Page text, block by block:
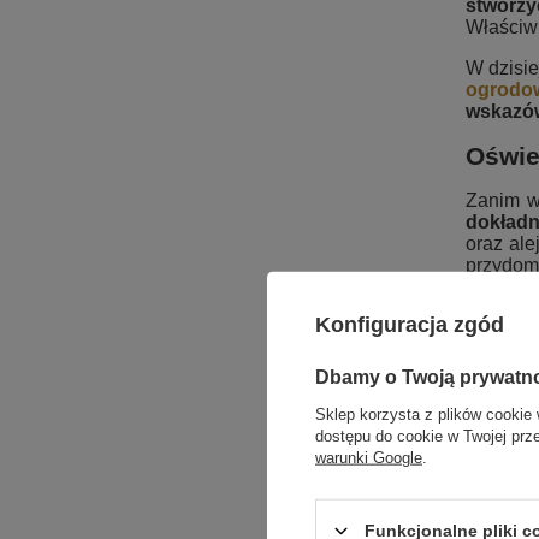
W
Zanim
oraz
Wiesz
które
Jakie
Konfiguracja zgód
Dbamy o Twoją
Sklep korzysta z plików cookie
dostępu do cookie w Twojej
warunki Google
Funkcjonalne pliki